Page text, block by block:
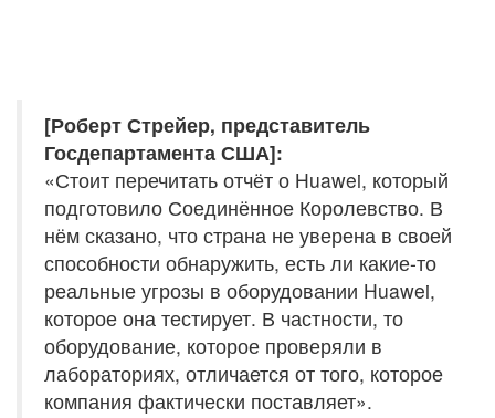
[Роберт Стрейер, представитель
Госдепартамента США]:
«Стоит перечитать отчёт о Huawei, который
подготовило Соединённое Королевство. В
нём сказано, что страна не уверена в своей
способности обнаружить, есть ли какие-то
реальные угрозы в оборудовании Huawei,
которое она тестирует. В частности, то
оборудование, которое проверяли в
лабораториях, отличается от того, которое
компания фактически поставляет».